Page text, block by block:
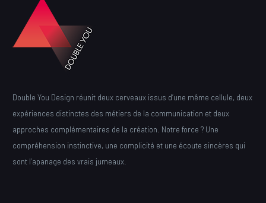
Double You Design réunit deux cerveaux issus d’une même cellule, deux
expériences distinctes des métiers de la communication et deux
approches complémentaires de la création. Notre force ? Une
compréhension instinctive, une complicité et une écoute sincères qui
sont l’apanage des vrais jumeaux.